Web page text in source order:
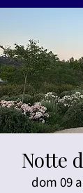
Notte
dom 09